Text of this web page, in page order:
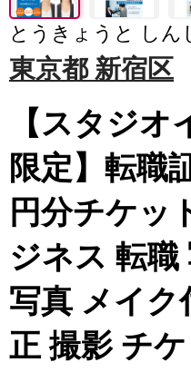
とうきょうと しん
東京都 新宿区
【スタジ
限定】転職
円分チケッ
ジネス 転職
写真 メイク
正 撮影 チ